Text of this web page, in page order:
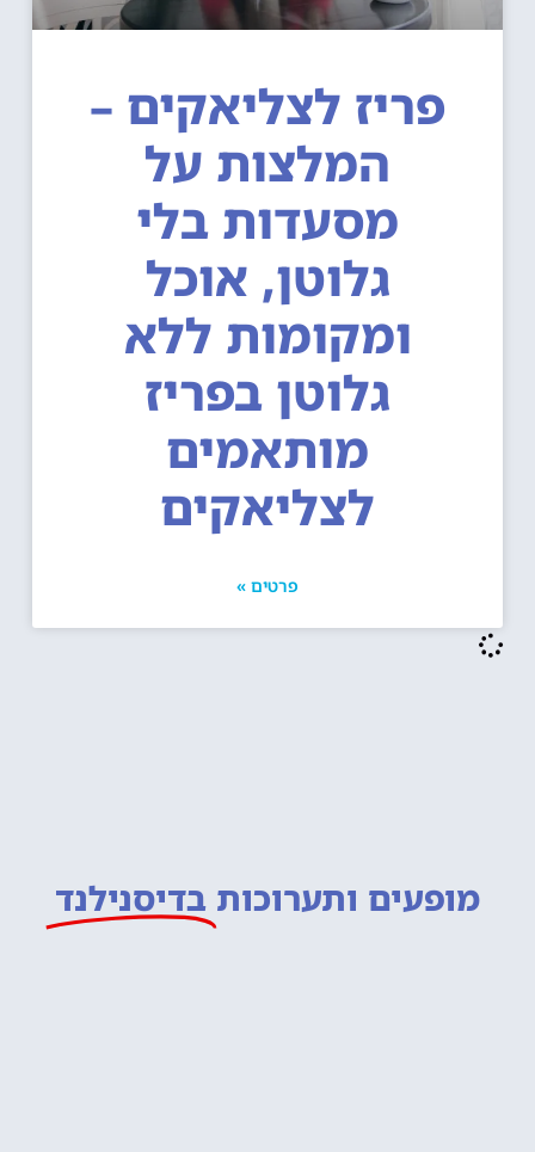
פריז לצליאקים –
המלצות על
מסעדות בלי
גלוטן, אוכל
ומקומות ללא
גלוטן בפריז
מותאמים
לצליאקים
פרטים »
מופעים ותערוכות בדיסנילנד